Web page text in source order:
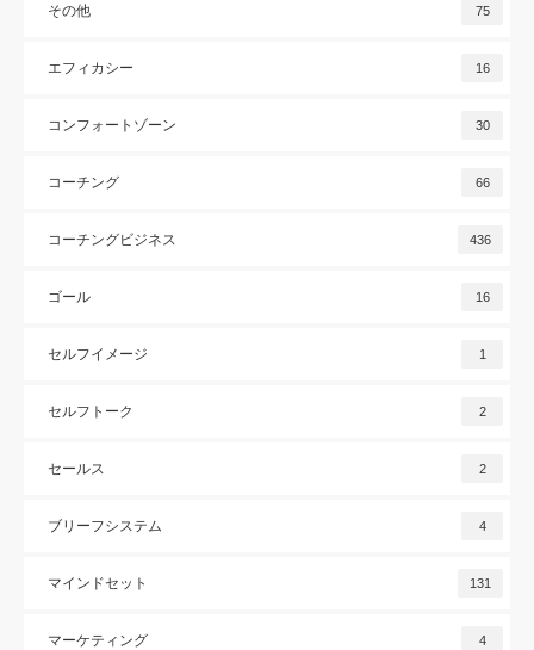
その他 75
エフィカシー 16
コンフォートゾーン 30
コーチング 66
コーチングビジネス 436
ゴール 16
セルフイメージ 1
セルフトーク 2
セールス 2
ブリーフシステム 4
マインドセット 131
マーケティング 4